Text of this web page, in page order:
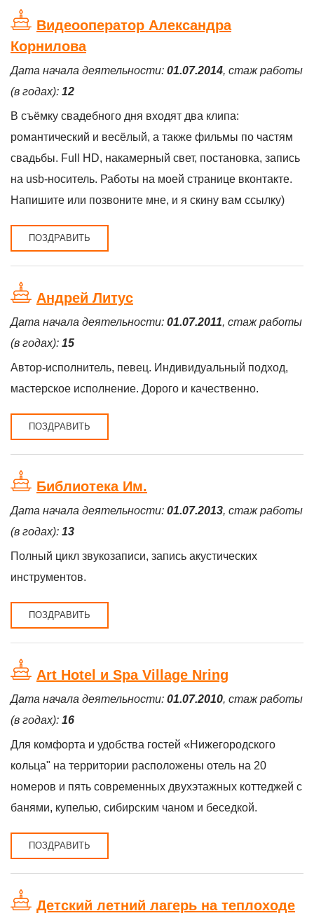
Видеооператор Александра
Корнилова
Дата начала деятельности: 01.07.2014, стаж работы
(в годах): 12
В съёмку свадебного дня входят два клипа:
романтический и весёлый, а также фильмы по частям
свадьбы. Full HD, накамерный свет, постановка, запись
на usb-носитель. Работы на моей странице вконтакте.
Напишите или позвоните мне, и я скину вам ссылку)
ПОЗДРАВИТЬ
Андрей Литус
Дата начала деятельности: 01.07.2011, стаж работы
(в годах): 15
Автор-исполнитель, певец. Индивидуальный подход,
мастерское исполнение. Дорого и качественно.
ПОЗДРАВИТЬ
Библиотека Им.
Дата начала деятельности: 01.07.2013, стаж работы
(в годах): 13
Полный цикл звукозаписи, запись акустических
инструментов.
ПОЗДРАВИТЬ
Art Hotel и Spa Village Nring
Дата начала деятельности: 01.07.2010, стаж работы
(в годах): 16
Для комфорта и удобства гостей «Нижегородского
кольца" на территории расположены отель на 20
номеров и пять современных двухэтажных коттеджей с
банями, купелью, сибирским чаном и беседкой.
ПОЗДРАВИТЬ
Детский летний лагерь на теплоходе